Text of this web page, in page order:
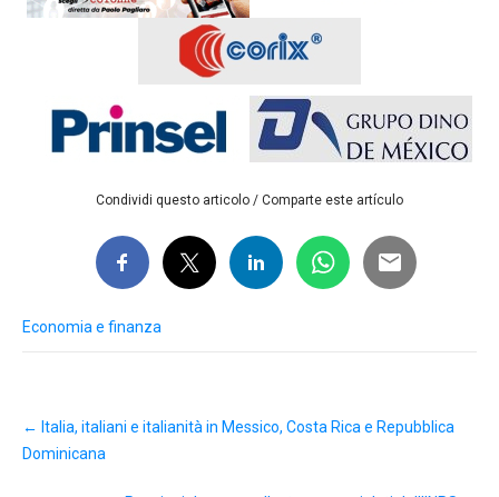
Condividi questo articolo / Comparte este artículo
Economia e finanza
navigation
← Italia, italiani e italianità in Messico, Costa Rica e Repubblica
Dominicana